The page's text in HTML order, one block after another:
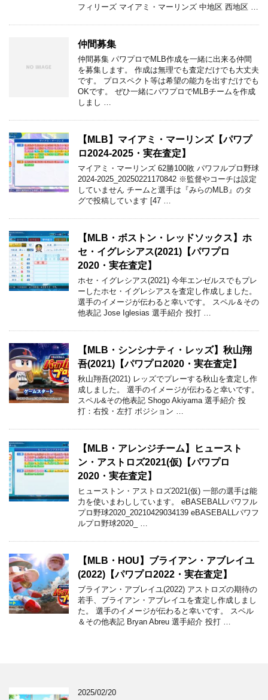
フィリーズ マイアミ・マーリンズ 中地区 西地区 …
仲間募集
仲間募集 パワプロでMLB作成を一緒に出来る仲間
を募集します。 作成は無理でも査定だけでも大丈夫
です。 プロスペクト等は希望の能力を出すだけでも
OKです。 ぜひ一緒にパワプロでMLBチームを作成
しまし …
【MLB】マイアミ・マーリンズ【パワプ
ロ2024-2025・実在査定】
マイアミ・マーリンズ 62勝100敗 パワフルプロ野球
2024-2025_20250221170842 ※監督やコーチは設定
していません チームと選手は『みらのMLB』のタ
グで投稿しています [47 …
【MLB・ボストン・レッドソックス】ホ
セ・イグレシアス(2021)【パワプロ
2020・実在査定】
ホセ・イグレシアス(2021) 今年エンゼルスでもプレ
ーしたホセ・イグレシアスを査定し作成しました。
選手のイメージが伝わると幸いです。 スペル＆その
他表記 Jose Iglesias 選手紹介 投打 …
【MLB・シンシナティ・レッズ】秋山翔
吾(2021)【パワプロ2020・実在査定】
秋山翔吾(2021) レッズでプレーする秋山を査定し作
成しました。 選手のイメージが伝わると幸いです。
スペル&その他表記 Shogo Akiyama 選手紹介 投
打：右投・左打 ポジション …
【MLB・アレンジチーム】ヒュースト
ン・アストロズ2021(仮)【パワプロ
2020・実在査定】
ヒューストン・アストロズ2021(仮) 一部の選手は能
力を使いまわししています。 eBASEBALLパワフル
プロ野球2020_20210429034139 eBASEBALLパワフ
ルプロ野球2020_ …
【MLB・HOU】ブライアン・アブレイユ
(2022)【パワプロ2022・実在査定】
ブライアン・アブレイユ(2022) アストロズの期待の
若手、ブライアン・アブレイユを査定し作成しまし
た。 選手のイメージが伝わると幸いです。 スペル
＆その他表記 Bryan Abreu 選手紹介 投打 …
2025/02/20